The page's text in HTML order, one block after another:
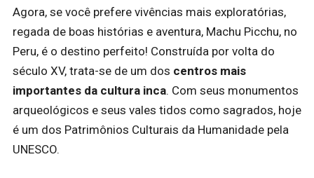
Agora, se você prefere vivências mais exploratórias,
regada de boas histórias e aventura, Machu Picchu, no
Peru, é o destino perfeito! Construída por volta do
século XV, trata-se de um dos centros mais
importantes da cultura inca. Com seus monumentos
arqueológicos e seus vales tidos como sagrados, hoje
é um dos Patrimônios Culturais da Humanidade pela
UNESCO.